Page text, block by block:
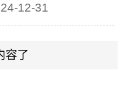
12-31
容了